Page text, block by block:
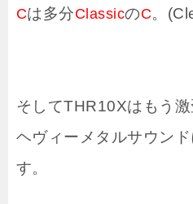
Cは多分ClassicのC。
そしてTHR10Xはもう
ヘヴィーメタルサウン
す。